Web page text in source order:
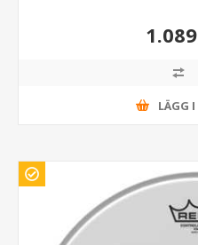
LÄGG